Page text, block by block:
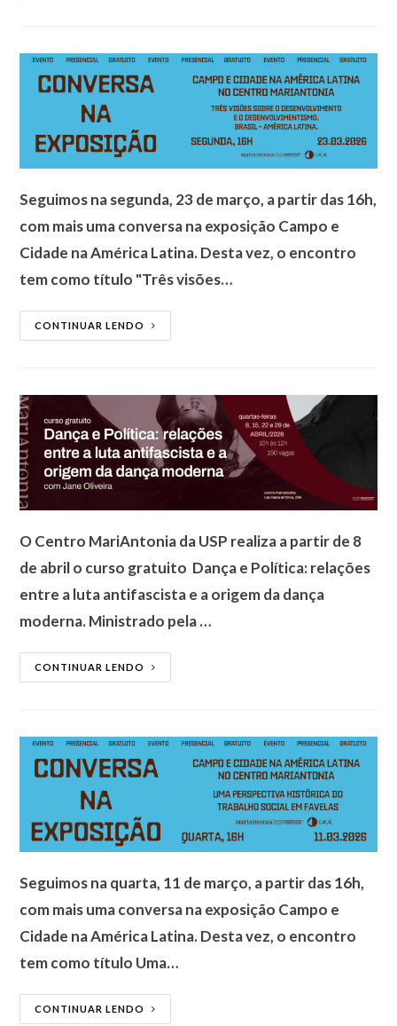
Seguimos na segunda, 23 de março, a partir das 16h,
com mais uma conversa na exposição Campo e
Cidade na América Latina. Desta vez, o encontro
tem como título "Três visões…
CONTINUAR LENDO
O Centro MariAntonia da USP realiza a partir de 8
de abril o curso gratuito Dança e Política: relações
entre a luta antifascista e a origem da dança
moderna. Ministrado pela …
CONTINUAR LENDO
Seguimos na quarta, 11 de março, a partir das 16h,
com mais uma conversa na exposição Campo e
Cidade na América Latina. Desta vez, o encontro
tem como título Uma…
CONTINUAR LENDO